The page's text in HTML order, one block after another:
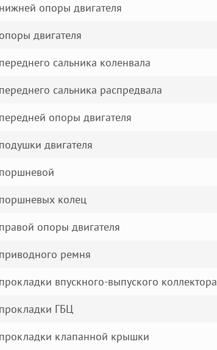
опоры двигателя
двигателя
сальника коленвала
сальника распредвала
опоры двигателя
двигателя
колец
опоры двигателя
ремня
впускного-выпуского коллектора
ГБЦ
клапанной крышки